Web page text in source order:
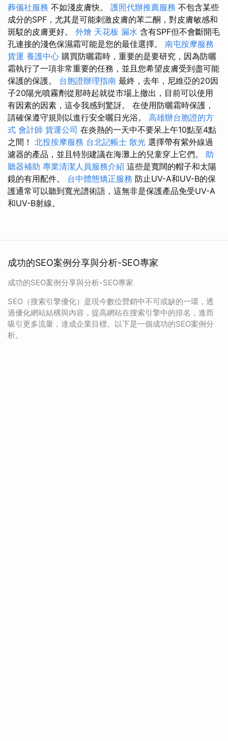
葬儀社服務 不如淺皮膚快。 護照代辦推薦服務 不包含某些
成分的SPF，尤其是可能刺激皮膚的苯二酮，對皮膚敏感和
斑駁的皮膚更好。 外燴 天花板 漏水 含有SPF但不會斷開毛
孔連接的淺色保濕霜可能是您的最佳選擇。 南屯按摩服務
貨運 養護中心 購買防曬霜時，重要的是要研究，因為防曬
霜執行了一項非常重要的任務，並且您希望皮膚受到盡可能
保護的保護。 台胞證辦理指南 最終，去年，尼維亞的20因
子20陽光噴霧劑從那時起就從市場上撤出，目前可以使用
有因素的因素，這令我感到驚訝。 在使用防曬霜時保護，
請確保遵守規則以進行安全曬日光浴。 高雄辦台胞證的方
式 會計師 貨運公司 在炎熱的一天中不要呆上午10點至4點
之間！ 北投按摩服務 台北記帳士 散光 選擇帶有紫外線過
濾器的產品，並且特別建議在海灘上的兒童穿上它們。 助
聽器補助 專業清潔人員服務介紹 這些是寬闊的帽子和太陽
鏡的有用配件。 台中體態矯正服務 防止UV-A和UV-B的保
護通常可以聽到寬光譜術語，這無非是保護產品免受UV-A
和UV-B射線。
成功的SEO案例分享與分析-SEO專家
成功的SEO案例分享與分析-SEO專家
SEO（搜索引擎優化）是現今數位營銷中不可或缺的一環，透
過優化網站結構與內容，提高網站在搜索引擎中的排名，進而
吸引更多流量，達成企業目標。以下是一個成功的SEO案例分
析。